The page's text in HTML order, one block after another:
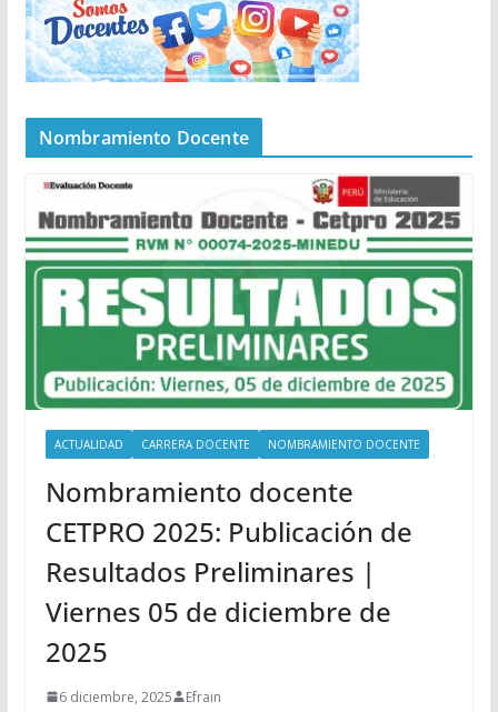
Nombramiento Docente
ACTUALIDAD CARRERA DOCENTE NOMBRAMIENTO DOCENTE
Nombramiento docente
CETPRO 2025: Publicación de
Resultados Preliminares |
Viernes 05 de diciembre de
2025
6 diciembre, 2025 Efrain